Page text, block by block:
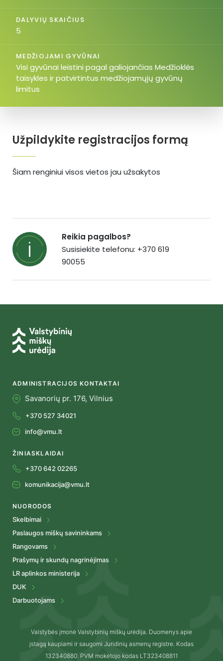
Užpildykite registracijos formą
Šiam renginiui visos vietos jau užsakytos
DALYVIŲ SKAIČIUS
5
MEDŽIOJAMI GYVŪNAI
Visi gyvūnai leistini pagal galiojančias Medžioklės
taisykles ir patvirtintus medžiojamųjų gyvūnų
limitus
Reikia pagalbos?
Susisiekite telefonu: +370 619
90055
ADMINISTRACIJOS KONTAKTAI
Savanorių pr. 176, Vilnius
+370 527 34021
info@vmu.lt
ŽINIASKLAIDAI
+370 642 02265
komunikacija@vmu.lt
NUORODOS
Skelbimai
Paslaugos miškų savininkams
Rangovams
Prašymų ir skundų nagrinėjimas
LR aplinkos ministerija
DUK
Darbuotojams
Valstybės įmonė Valstybinių miškų urėdija. Duomenys apie
įstagą kaupiami ir saugomi Juridinių asmenų registre. Kodas
132340880. PVM mokėtojo kodas LT323408811